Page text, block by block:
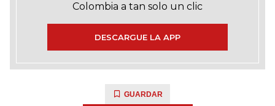
Colombia a tan solo un clic
DESCARGUE LA APP
GUARDAR